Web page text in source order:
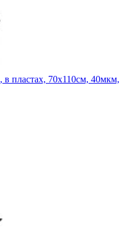
пластах, 70х110см, 40мкм,